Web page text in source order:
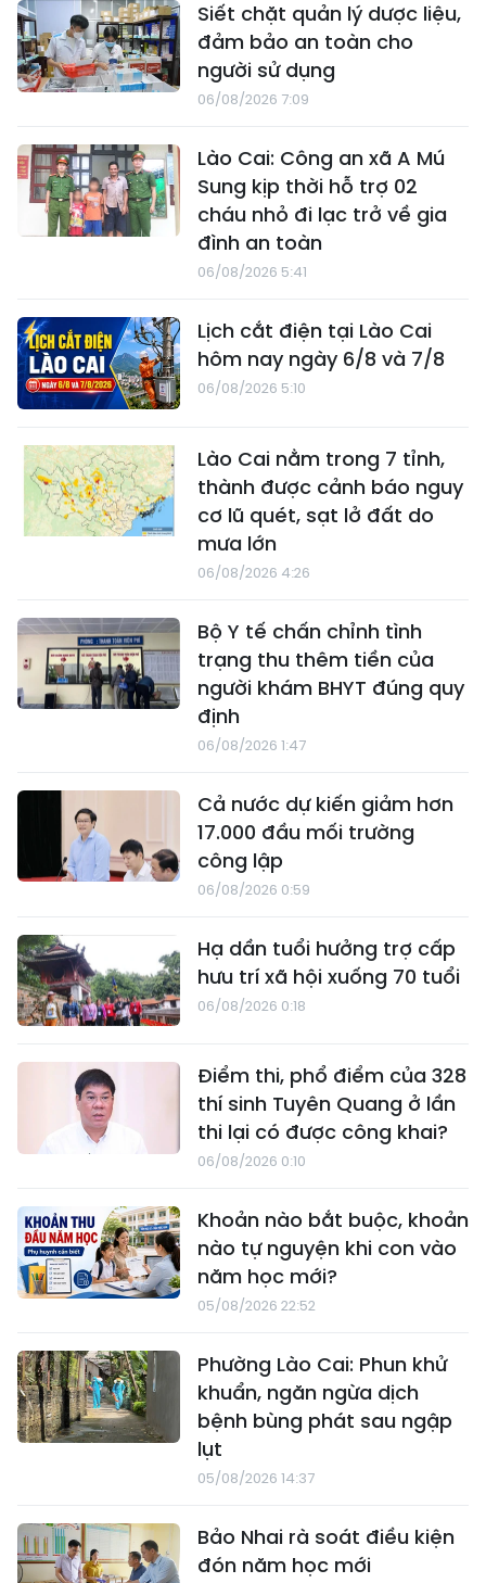
Siết chặt quản lý dược liệu,
đảm bảo an toàn cho
người sử dụng
06/08/2026 7:09
Lào Cai: Công an xã A Mú
Sung kịp thời hỗ trợ 02
cháu nhỏ đi lạc trở về gia
đình an toàn
06/08/2026 5:41
Lịch cắt điện tại Lào Cai
hôm nay ngày 6/8 và 7/8
06/08/2026 5:10
Lào Cai nằm trong 7 tỉnh,
thành được cảnh báo nguy
cơ lũ quét, sạt lở đất do
mưa lớn
06/08/2026 4:26
Bộ Y tế chấn chỉnh tình
trạng thu thêm tiền của
người khám BHYT đúng quy
định
06/08/2026 1:47
Cả nước dự kiến giảm hơn
17.000 đầu mối trường
công lập
06/08/2026 0:59
Hạ dần tuổi hưởng trợ cấp
hưu trí xã hội xuống 70 tuổi
06/08/2026 0:18
Điểm thi, phổ điểm của 328
thí sinh Tuyên Quang ở lần
thi lại có được công khai?
06/08/2026 0:10
Khoản nào bắt buộc, khoản
nào tự nguyện khi con vào
năm học mới?
05/08/2026 22:52
Phường Lào Cai: Phun khử
khuẩn, ngăn ngừa dịch
bệnh bùng phát sau ngập
lụt
05/08/2026 14:37
Bảo Nhai rà soát điều kiện
đón năm học mới